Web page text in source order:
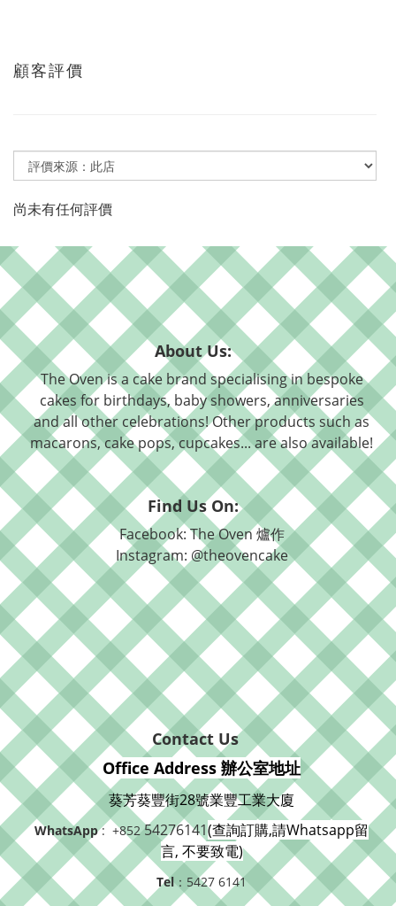
顧客評價
尚未有任何評價
About Us:
The Oven is a cake brand specialising in bespoke
cakes for birthdays, baby showers, anniversaries
and all other celebrations! Other products such as
macarons, cake pops, cupcakes... are also available!
Find Us On:
Facebook: The Oven 爐作
Instagram: @theovencake
Contact Us
Office Address 辦公室地址
葵芳葵豐街28號業豐工業大廈
WhatsApp: +85254276141(查詢訂購,請Whatsapp留
言, 不要致電)
Tel：5427 6141